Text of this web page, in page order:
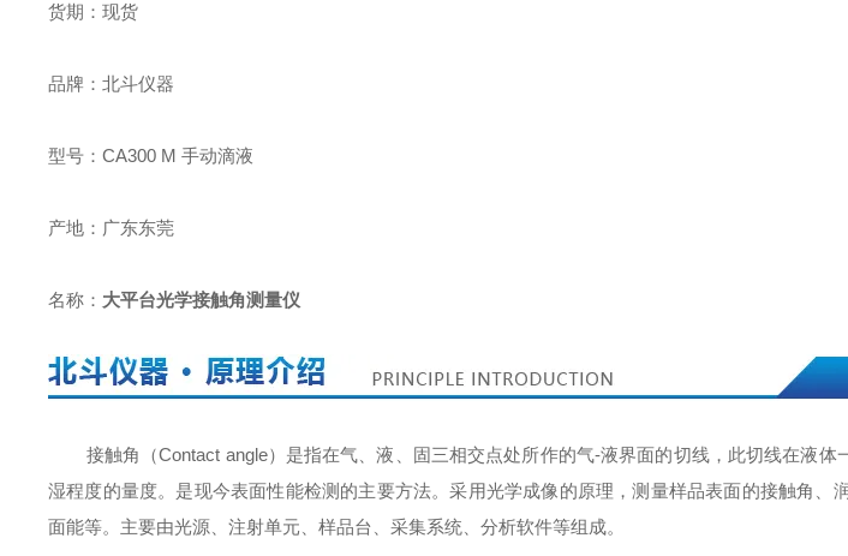
货期：现货
品牌：北斗仪器
型号：CA300 M 手动滴液
产地：广东东莞
名称： 大平台光学接触角测量仪
接触角（Contact angle）是指在气、液、固三相交点处所作的气-液界面的切线，此切线在液体
湿程度的量度。是现今表面性能检测的主要方法。采用光学成像的原理，测量样品表面的接触角、
面能等。主要由光源、注射单元、样品台、采集系统、分析软件等组成。